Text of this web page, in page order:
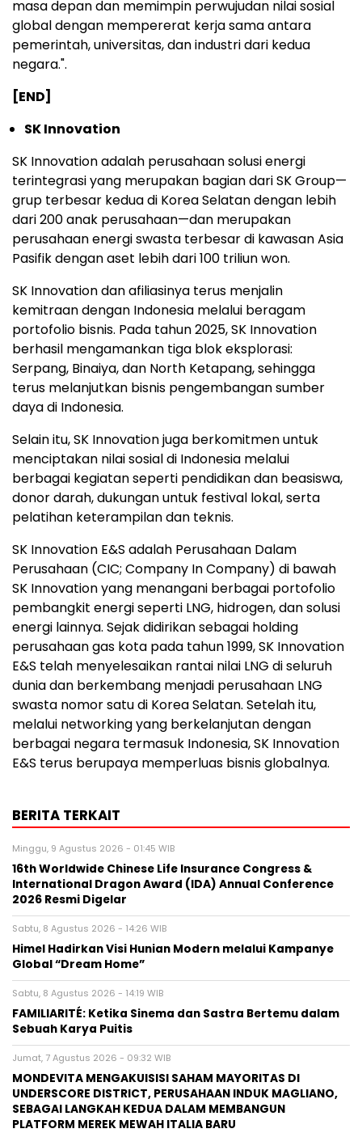
masa depan dan memimpin perwujudan nilai sosial
global dengan mempererat kerja sama antara
pemerintah, universitas, dan industri dari kedua
negara.".
[END]
SK Innovation
SK Innovation adalah perusahaan solusi energi
terintegrasi yang merupakan bagian dari SK Group—
grup terbesar kedua di Korea Selatan dengan lebih
dari 200 anak perusahaan—dan merupakan
perusahaan energi swasta terbesar di kawasan Asia
Pasifik dengan aset lebih dari 100 triliun won.
SK Innovation dan afiliasinya terus menjalin
kemitraan dengan Indonesia melalui beragam
portofolio bisnis. Pada tahun 2025, SK Innovation
berhasil mengamankan tiga blok eksplorasi:
Serpang, Binaiya, dan North Ketapang, sehingga
terus melanjutkan bisnis pengembangan sumber
daya di Indonesia.
Selain itu, SK Innovation juga berkomitmen untuk
menciptakan nilai sosial di Indonesia melalui
berbagai kegiatan seperti pendidikan dan beasiswa,
donor darah, dukungan untuk festival lokal, serta
pelatihan keterampilan dan teknis.
SK Innovation E&S adalah Perusahaan Dalam
Perusahaan (CIC; Company In Company) di bawah
SK Innovation yang menangani berbagai portofolio
pembangkit energi seperti LNG, hidrogen, dan solusi
energi lainnya. Sejak didirikan sebagai holding
perusahaan gas kota pada tahun 1999, SK Innovation
E&S telah menyelesaikan rantai nilai LNG di seluruh
dunia dan berkembang menjadi perusahaan LNG
swasta nomor satu di Korea Selatan. Setelah itu,
melalui networking yang berkelanjutan dengan
berbagai negara termasuk Indonesia, SK Innovation
E&S terus berupaya memperluas bisnis globalnya.
BERITA TERKAIT
Minggu, 9 Agustus 2026 - 01:45 WIB
16th Worldwide Chinese Life Insurance Congress &
International Dragon Award (IDA) Annual Conference
2026 Resmi Digelar
Sabtu, 8 Agustus 2026 - 14:26 WIB
Himel Hadirkan Visi Hunian Modern melalui Kampanye
Global “Dream Home”
Sabtu, 8 Agustus 2026 - 14:19 WIB
FAMILIARITÉ: Ketika Sinema dan Sastra Bertemu dalam
Sebuah Karya Puitis
Jumat, 7 Agustus 2026 - 09:32 WIB
MONDEVITA MENGAKUISISI SAHAM MAYORITAS DI
UNDERSCORE DISTRICT, PERUSAHAAN INDUK MAGLIANO,
SEBAGAI LANGKAH KEDUA DALAM MEMBANGUN
PLATFORM MEREK MEWAH ITALIA BARU